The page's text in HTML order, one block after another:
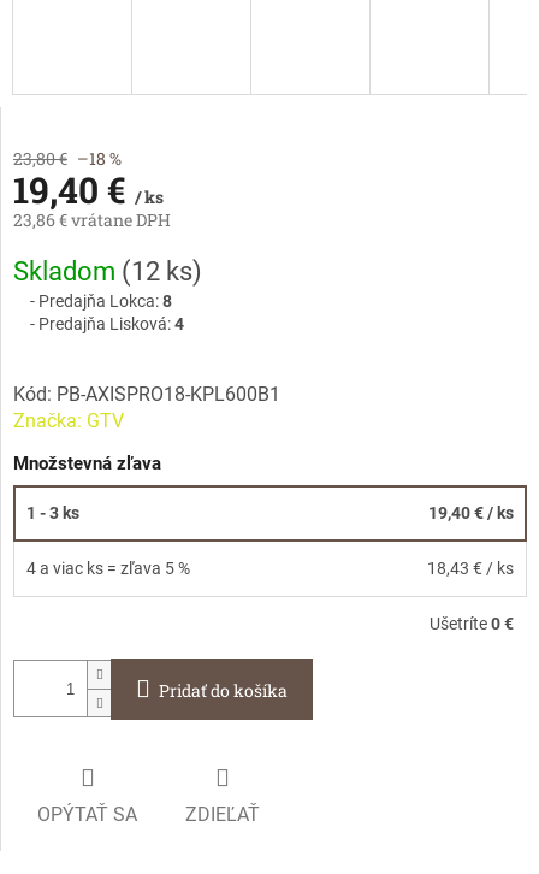
23,80 € –18 %
19,40 € / ks
23,86 € vrátane DPH
Jednotková
cena:
Skladom (12 ks)
Predajňa Lokca:8
Predajňa Lisková:4
Kód: PB-AXISPRO18-KPL600B1
Značka: GTV
Množstevná zľava
1 - 3 ks 19,40 €/ ks
4 a viac ks = zľava 5 % 18,43 € / ks
Ušetríte0 €
Pridať do košíka
OPÝTAŤ SA ZDIEĽAŤ